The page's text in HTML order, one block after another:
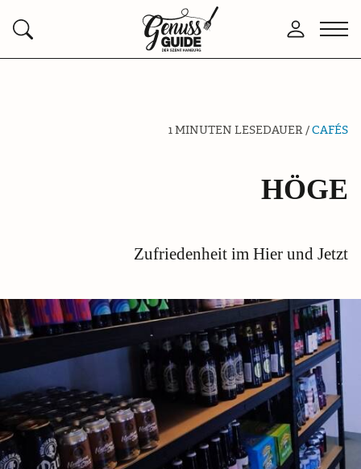
Suchen
Zurück
zur
Anmelden
1 MINUTEN LESEDAUER /CAFÉS
HÖGE
Zufriedenheit im Hier und Jetzt